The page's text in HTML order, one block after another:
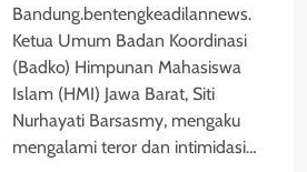
Bandung.bentengkeadilannews.
Ketua Umum Badan Koordinasi
(Badko) Himpunan Mahasiswa
Islam (HMI) Jawa Barat, Siti
Nurhayati Barsasmy, mengaku
mengalami teror dan intimidasi…